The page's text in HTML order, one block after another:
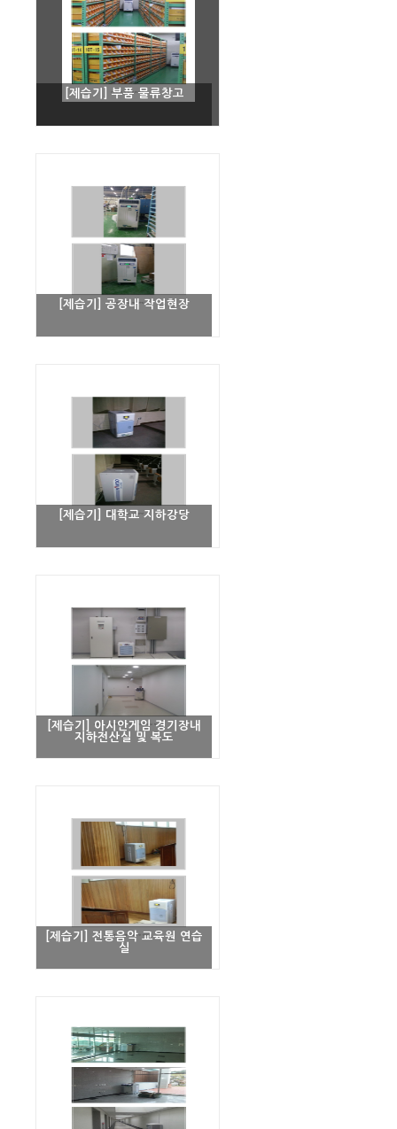
[제습기] 부품 물류창고
[제습기] 공장내 작업현장
[제습기] 대학교 지하강당
[제습기] 아시안게임 경기장내
지하전산실 및 복도
[제습기] 전통음악 교육원 연습
실